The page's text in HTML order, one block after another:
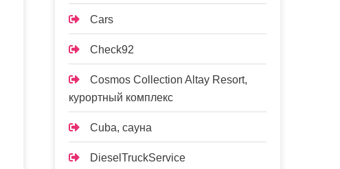
Cars
Check92
Cosmos Collection Altay Resort,
курортный комплекс
Cuba, сауна
DieselTruckService